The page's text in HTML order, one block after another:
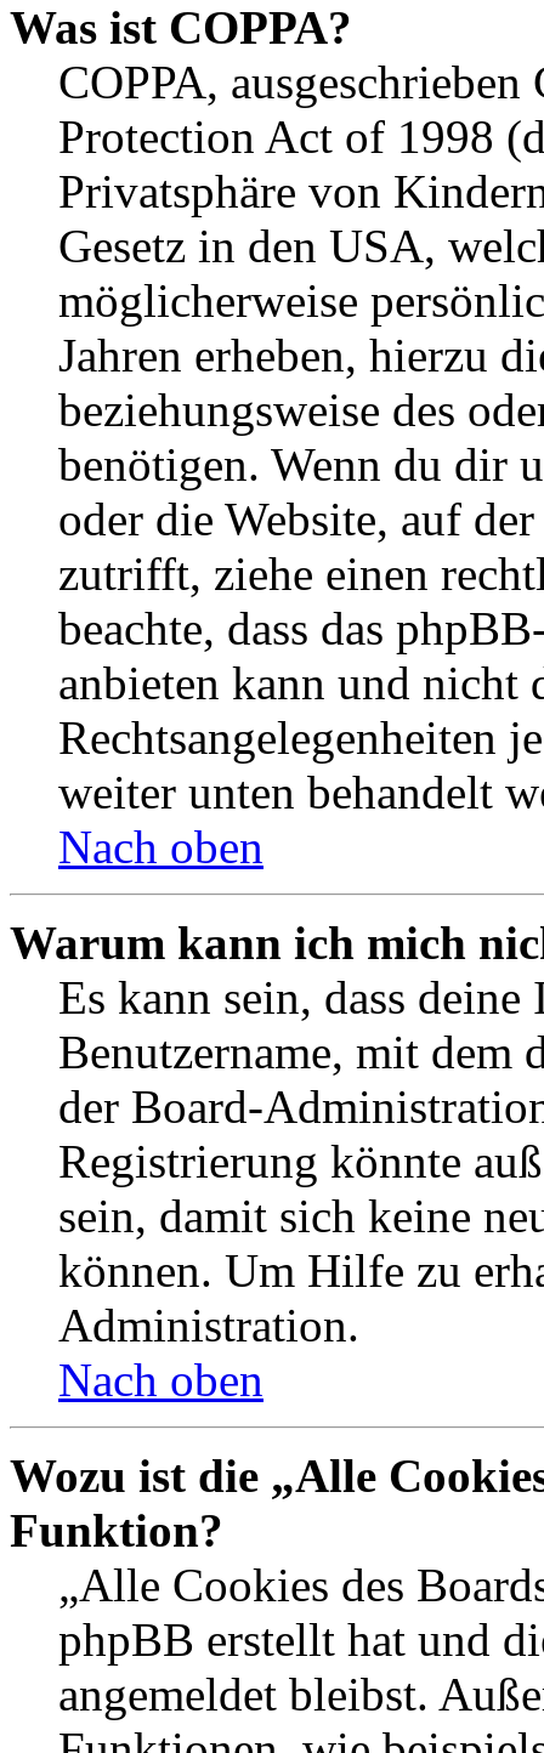
Was ist COPPA?
COPPA,
Protection Act of 1998
Privatsphäre von
Gesetz in den USA,
möglicherweise
Jahren erheben, hierzu
beziehungsweise des
benötigen. Wenn du dir
oder die Website, auf
zutrifft, ziehe einen
beachte, dass das
anbieten kann und nicht
Rechtsangelegenheiten
weiter unten behandelt
Nach oben
Warum kann ich mich
Es kann sein, dass
Benutzername, mit dem
der Board-
Registrierung könnte
sein, damit sich keine
können. Um Hilfe zu
Administration.
Nach oben
Wozu ist die „Alle
Funktion?
„Alle Cookies des
phpBB erstellt hat und
angemeldet bleibst.